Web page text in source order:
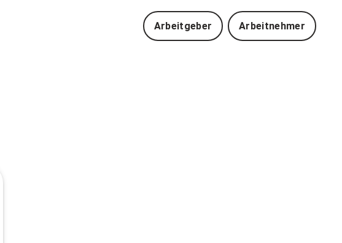
Arbeitgeber Arbeitnehmer